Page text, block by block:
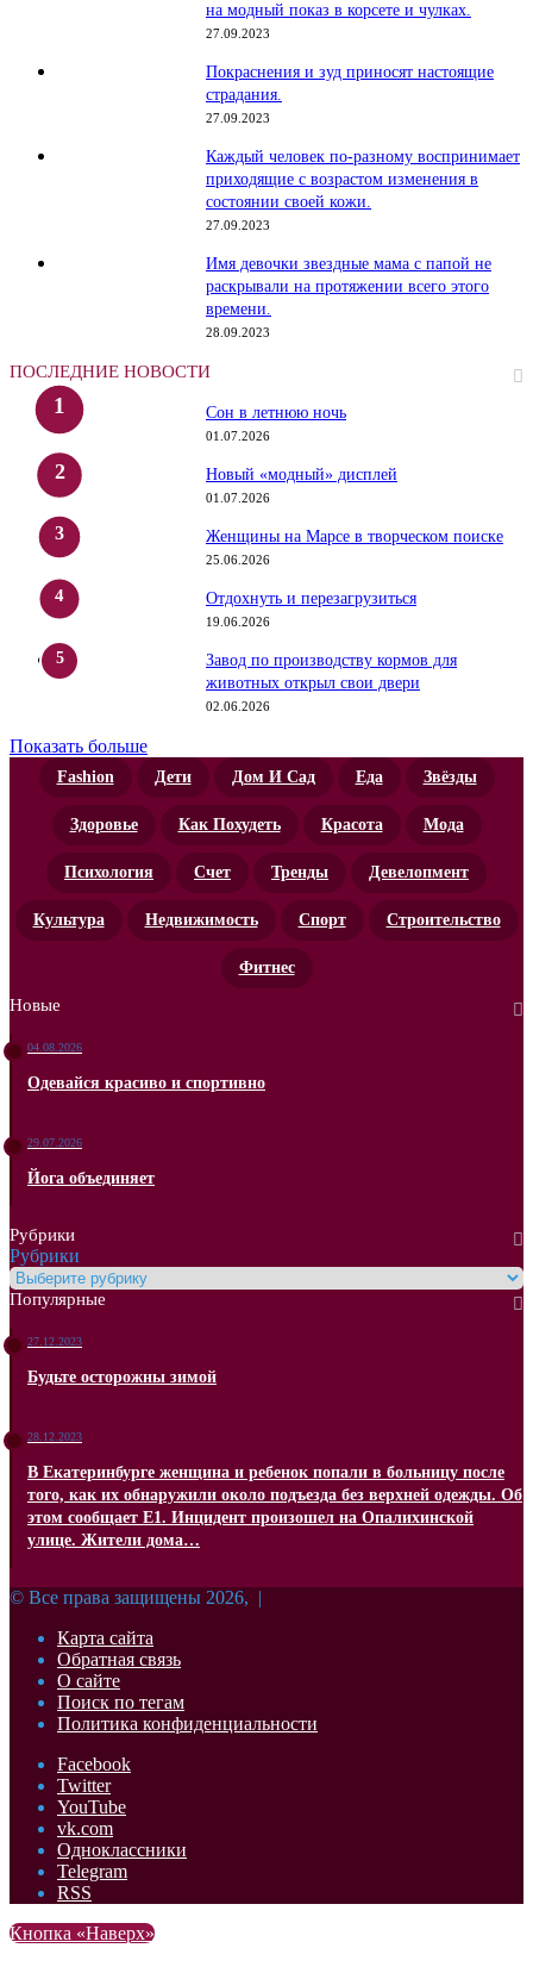
на модный показ в корсете и чулках.
27.09.2023
Покраснения и зуд приносят настоящие
страдания.
27.09.2023
Каждый человек по-разному воспринимает
приходящие с возрастом изменения в
состоянии своей кожи.
27.09.2023
Имя девочки звездные мама с папой не
раскрывали на протяжении всего этого
времени.
28.09.2023
ПОСЛЕДНИЕ НОВОСТИ
Сон в летнюю ночь
01.07.2026
Новый «модный» дисплей
01.07.2026
Женщины на Марсе в творческом поиске
25.06.2026
Отдохнуть и перезагрузиться
19.06.2026
Завод по производству кормов для
животных открыл свои двери
02.06.2026
Показать больше
Fashion Дети Дом И Сад Еда Звёзды
Здоровье Как Похудеть Красота Мода
Психология Счет Тренды Девелопмент
Культура Недвижимость Спорт Строительство
Фитнес
Новые
04.08.2026
Одевайся красиво и спортивно
29.07.2026
Йога объединяет
Рубрики
Рубрики
Популярные
27.12.2023
Будьте осторожны зимой
28.12.2023
В Екатеринбурге женщина и ребенок попали в больницу после
того, как их обнаружили около подъезда без верхней одежды. Об
этом сообщает Е1. Инцидент произошел на Опалихинской
улице. Жители дома…
© Все права защищены 2026, |
Карта сайта
Обратная связь
О сайте
Поиск по тегам
Политика конфиденциальности
Facebook
Twitter
YouTube
vk.com
Одноклассники
Telegram
RSS
Кнопка «Наверх»